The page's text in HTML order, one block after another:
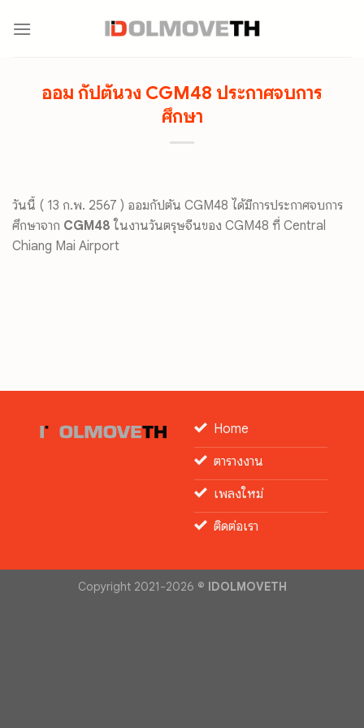
ออม กัปตันวง CGM48 ประกาศจบการ
ศึกษา
วันนี้ ( 13 ก.พ. 2567 ) ออมกัปตัน CGM48 ได้มีการประกาศจบการ
ศึกษาจาก CGM48 ในงานวันตรุษจีนของ CGM48 ที่ Central
Chiang Mai Airport
Home
ตารางงาน
เพลงใหม่
ติดต่อเรา
Copyright 2021-2026 © IDOLMOVETH